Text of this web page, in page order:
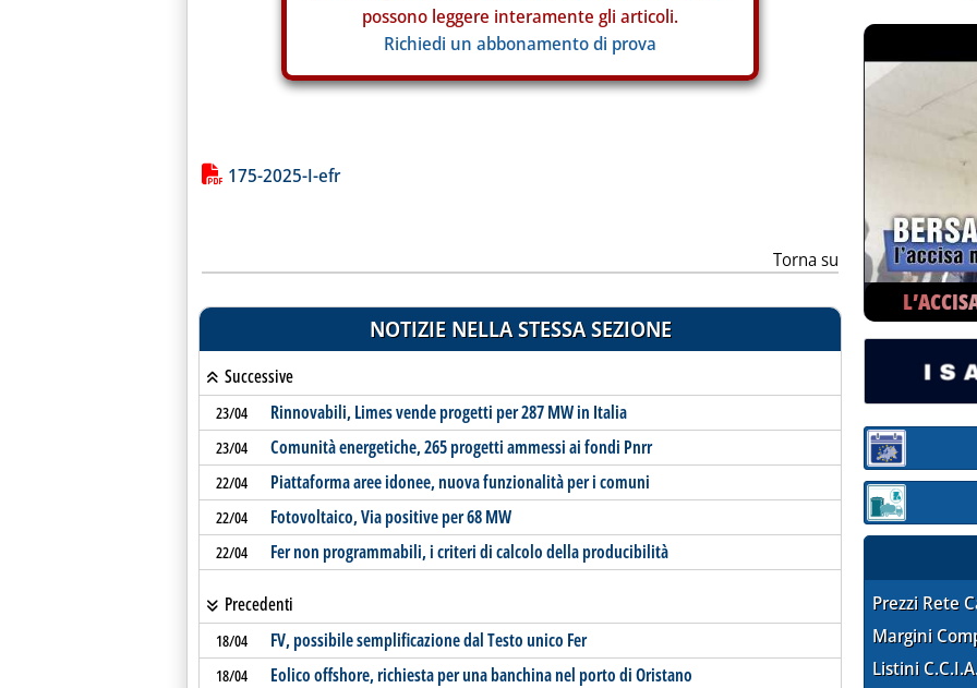
possono leggere interamente gli articoli.
Richiedi un abbonamento di prova
Lista allegati PDF alla notizia
175-2025-I-efr
Torna su
NOTIZIE NELLA STESSA SEZIONE
Successive
23/04 Rinnovabili, Limes vende progetti per 287 MW in Italia
23/04 Comunità energetiche, 265 progetti ammessi ai fondi Pnrr
22/04 Piattaforma aree idonee, nuova funzionalità per i comuni
22/04 Fotovoltaico, Via positive per 68 MW
22/04 Fer non programmabili, i criteri di calcolo della producibilità
Precedenti
18/04 FV, possibile semplificazione dal Testo unico Fer
18/04 Eolico offshore, richiesta per una banchina nel porto di Oristano
Sezione:
Sezione:
Prezzi Rete
Margini
Listini